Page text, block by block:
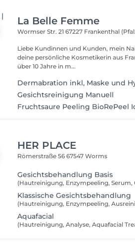
La Belle Femme
Wormser Str. 2167227 Frankenthal
Liebe Kundinnen und Kunden, mein Name ist Nivine und ich bin
deine persönliche Kosmetikerin aus Frankenthal. Ich
über 10 Jahre in m...
Dermabration inkl, Maske und
Gesichtsreinigung Manuell
Fruchtsaure Peeling BioRePeel
HER PLACE
Römerstraße 5667547 Worms
Gesichtsbehandlung Basis
Klassische Gesichtsbehandlung
Aquafacial